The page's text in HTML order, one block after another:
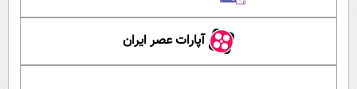
آپارات عصر ایران